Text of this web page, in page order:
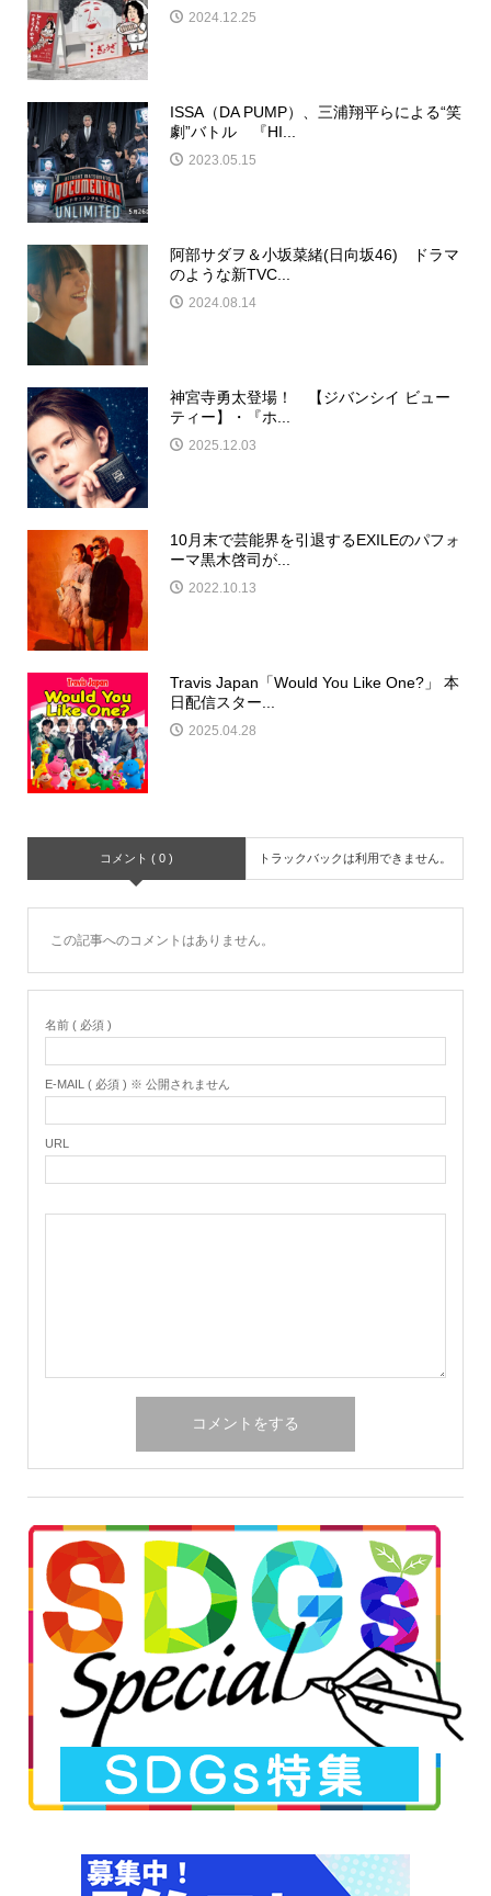
2024.12.25
ISSA（DA PUMP）、三浦翔平らによる“笑
劇”バトル 『HI...
2023.05.15
阿部サダヲ＆小坂菜緒(日向坂46) ドラマ
のような新TVC...
2024.08.14
神宮寺勇太登場！ 【ジバンシイ ビュー
ティー】・『ホ...
2025.12.03
10月末で芸能界を引退するEXILEのパフォ
ーマ黒木啓司が...
2022.10.13
Travis Japan「Would You Like One?」 本
日配信スター...
2025.04.28
コメント ( 0 ) トラックバックは利用できません。
この記事へのコメントはありません。
名前 ( 必須 )
E-MAIL ( 必須 ) ※ 公開されません
URL